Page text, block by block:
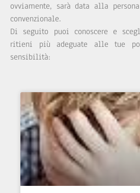
ovviamente, sarà data alla
convenzionale.
Di seguito puoi conoscere e
ritieni più adeguate alle tue
sensibilità: